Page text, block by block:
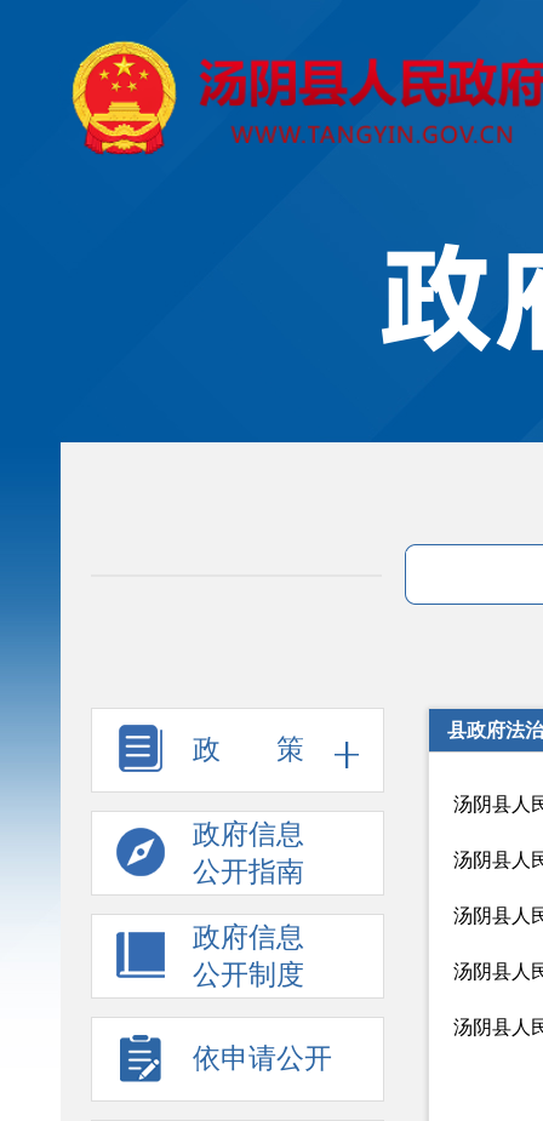
政 策
政府信息
公开指南
政府信息
公开制度
依申请公开
县政府法
汤阴县人
汤阴县人
汤阴县人
汤阴县人
汤阴县人